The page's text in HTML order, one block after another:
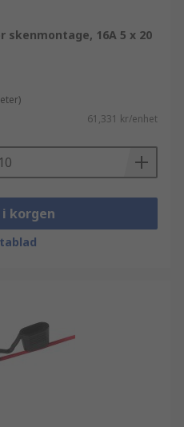
skenmontage, 16A 5 x 20
61,331 kr/enhet
korgen